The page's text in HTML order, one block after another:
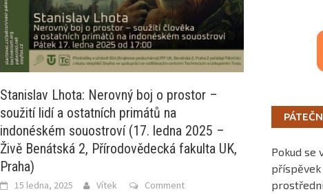
Stanislav Lhota: Nerovný boj o prostor –
soužití lidí a ostatních primátů na
indonéském souostroví (17. ledna 2025 –
Živě Benátská 2, Přírodovědecká fakulta UK,
Praha)
15 ledna, 2025 Vítek Comment
Pokud se